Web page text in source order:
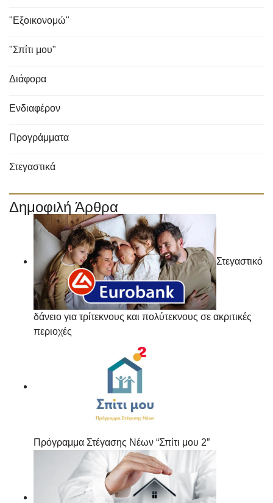
"Εξοικονομώ"
"Σπίτι μου"
Διάφορα
Ενδιαφέρον
Προγράμματα
Στεγαστικά
Δημοφιλή Άρθρα
Στεγαστικό
δάνειο για τρίτεκνους και πολύτεκνους σε ακριτικές
περιοχές
Πρόγραμμα Στέγασης Νέων “Σπίτι μου 2”